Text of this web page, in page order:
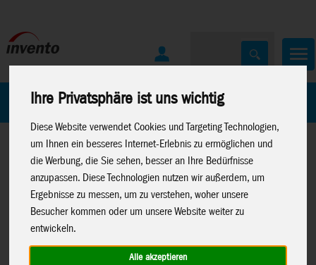
Ihre Privatsphäre ist uns wichtig
Diese Website verwendet Cookies und Targeting Technologien,
um Ihnen ein besseres Internet-Erlebnis zu ermöglichen und
die Werbung, die Sie sehen, besser an Ihre Bedürfnisse
anzupassen. Diese Technologien nutzen wir außerdem, um
Ergebnisse zu messen, um zu verstehen, woher unsere
Besucher kommen oder um unsere Website weiter zu
entwickeln.
Alle akzeptieren
Home Marken
Spielwaren